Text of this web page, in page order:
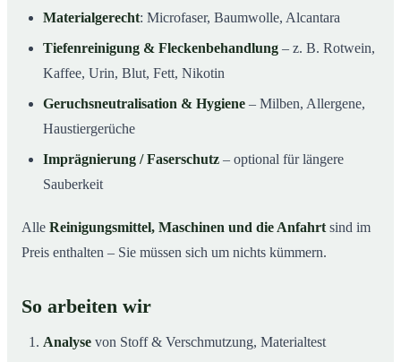
Materialgerecht: Microfaser, Baumwolle, Alcantara
Tiefenreinigung & Fleckenbehandlung – z. B. Rotwein,
Kaffee, Urin, Blut, Fett, Nikotin
Geruchsneutralisation & Hygiene – Milben, Allergene,
Haustiergerüche
Imprägnierung / Faserschutz – optional für längere
Sauberkeit
Alle Reinigungsmittel, Maschinen und die Anfahrt sind im
Preis enthalten – Sie müssen sich um nichts kümmern.
So arbeiten wir
Analyse von Stoff & Verschmutzung, Materialtest